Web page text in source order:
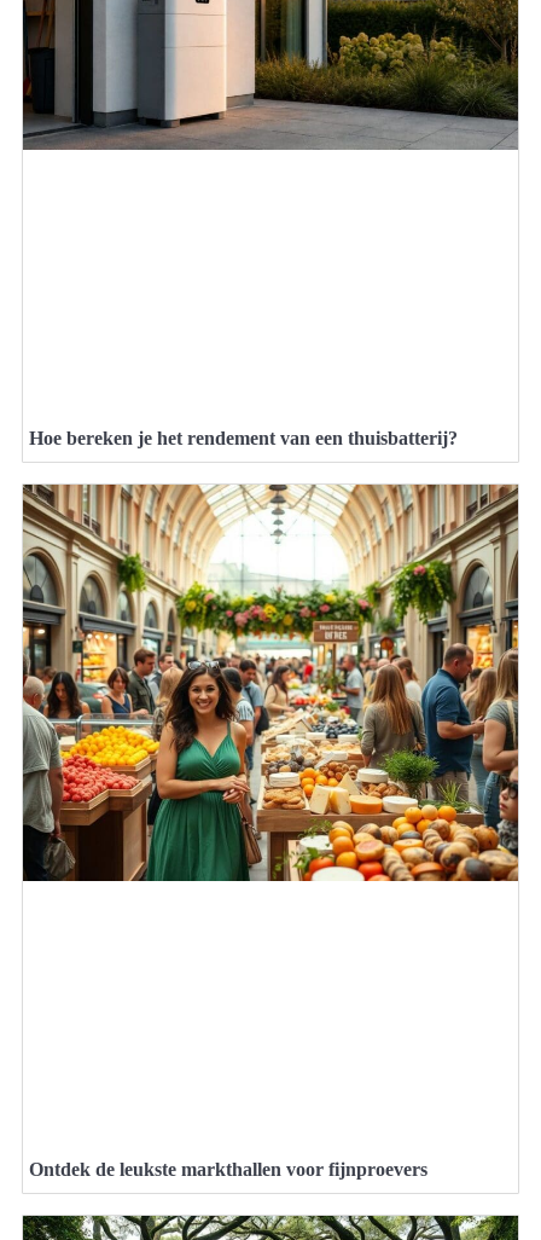
Hoe bereken je het rendement van een thuisbatterij?
Ontdek de leukste markthallen voor fijnproevers